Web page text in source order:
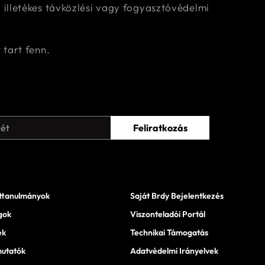
távközlési vagy fogyasztóvédelmi
tart fenn.
Feliratkozás
Saját Brdy Bejelentkezés
Viszonteladói Portál
Technikai Támogatás
Adatvédelmi Irányelvek